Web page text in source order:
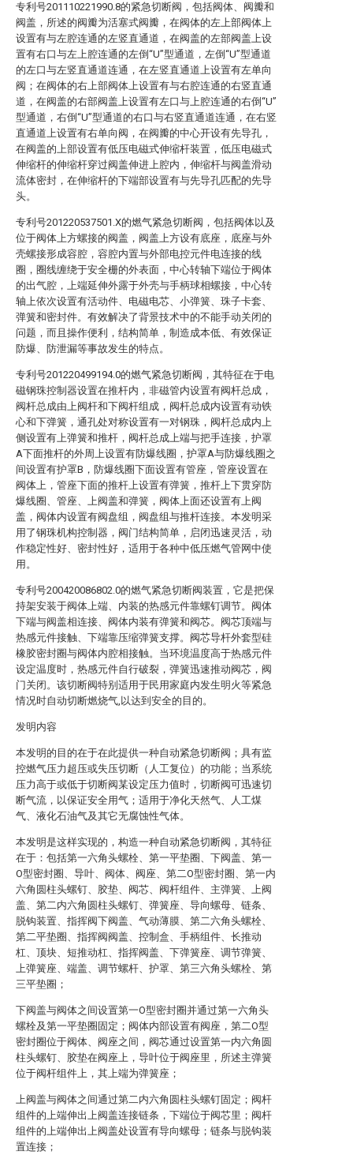
专利号201110221990.8的紧急切断阀，包括阀体、阀瓣和
阀盖，所述的阀瓣为活塞式阀瓣，在阀体的左上部阀体上
设置有与左腔连通的左竖直通道，在阀盖的左部阀盖上设
置有右口与左上腔连通的左倒“U”型通道，左倒“U”型通道
的左口与左竖直通道连通，在左竖直通道上设置有左单向
阀；在阀体的右上部阀体上设置有与右腔连通的右竖直通
道，在阀盖的右部阀盖上设置有左口与上腔连通的右倒“U”
型通道，右倒“U”型通道的右口与右竖直通道连通，在右竖
直通道上设置有右单向阀，在阀瓣的中心开设有先导孔，
在阀盖的上部设置有低压电磁式伸缩杆装置，低压电磁式
伸缩杆的伸缩杆穿过阀盖伸进上腔内，伸缩杆与阀盖滑动
流体密封，在伸缩杆的下端部设置有与先导孔匹配的先导
头。
专利号201220537501.X的燃气紧急切断阀，包括阀体以及
位于阀体上方螺接的阀盖，阀盖上方设有底座，底座与外
壳螺接形成容腔，容腔内置与外部电控元件电连接的线
圈，圈线缠绕于安全栅的外表面，中心转轴下端位于阀体
的出气腔，上端延伸外露于外壳与手柄球相螺接，中心转
轴上依次设置有活动件、电磁电芯、小弹簧、珠子卡套、
弹簧和密封件。有效解决了背景技术中的不能手动关闭的
问题，而且操作便利，结构简单，制造成本低、有效保证
防爆、防泄漏等事故发生的特点。
专利号201220499194.0的燃气紧急切断阀，其特征在于电
磁钢珠控制器设置在推杆内，非磁管内设置有阀杆总成，
阀杆总成由上阀杆和下阀杆组成，阀杆总成内设置有动铁
心和下弹簧，通孔处对称设置有一对钢珠，阀杆总成内上
侧设置有上弹簧和推杆，阀杆总成上端与把手连接，护罩
A下面推杆的外周上设置有防爆线圈，护罩A与防爆线圈之
间设置有护罩B，防爆线圈下面设置有管座，管座设置在
阀体上，管座下面的推杆上设置有弹簧，推杆上下贯穿防
爆线圈、管座、上阀盖和弹簧，阀体上面还设置有上阀
盖，阀体内设置有阀盘组，阀盘组与推杆连接。本发明采
用了钢珠机构控制器，阀门结构简单，启闭迅速灵活，动
作稳定性好、密封性好，适用于各种中低压燃气管网中使
用。
专利号200420086802.0的燃气紧急切断阀装置，它是把保
持架安装于阀体上端、内装的热感元件靠螺钉调节。阀体
下端与阀盖相连接、阀体内装有弹簧和阀芯。阀芯顶端与
热感元件接触、下端靠压缩弹簧支撑。阀芯导杆外套型硅
橡胶密封圈与阀体内腔相接触。当环境温度高于热感元件
设定温度时，热感元件自行破裂，弹簧迅速推动阀芯，阀
门关闭。该切断阀特别适用于民用家庭内发生明火等紧急
情况时自动切断燃烧气,以达到安全的目的。
发明内容
本发明的目的在于在此提供一种自动紧急切断阀；具有监
控燃气压力超压或失压切断（人工复位）的功能；当系统
压力高于或低于切断阀某设定压力值时，切断阀可迅速切
断气流，以保证安全用气；适用于净化天然气、人工煤
气、液化石油气及其它无腐蚀性气体。
本发明是这样实现的，构造一种自动紧急切断阀，其特征
在于：包括第一六角头螺栓、第一平垫圈、下阀盖、第一
O型密封圈、导叶、阀体、阀座、第二O型密封圈、第一内
六角圆柱头螺钉、胶垫、阀芯、阀杆组件、主弹簧、上阀
盖、第二内六角圆柱头螺钉、弹簧座、导向螺母、链条、
脱钩装置、指挥阀下阀盖、气动薄膜、第二六角头螺栓、
第二平垫圈、指挥阀阀盖、控制盒、手柄组件、长推动
杠、顶块、短推动杠、指挥阀盖、下弹簧座、调节弹簧、
上弹簧座、端盖、调节螺杆、护罩、第三六角头螺栓、第
三平垫圈；
下阀盖与阀体之间设置第一O型密封圈并通过第一六角头
螺栓及第一平垫圈固定；阀体内部设置有阀座，第二O型
密封圈位于阀体、阀座之间，阀芯通过设置第一内六角圆
柱头螺钉、胶垫在阀座上，导叶位于阀座里，所述主弹簧
位于阀杆组件上，其上端为弹簧座；
上阀盖与阀体之间通过第二内六角圆柱头螺钉固定；阀杆
组件的上端伸出上阀盖连接链条，下端位于阀芯里；阀杆
组件的上端伸出上阀盖处设置有导向螺母；链条与脱钩装
置连接；